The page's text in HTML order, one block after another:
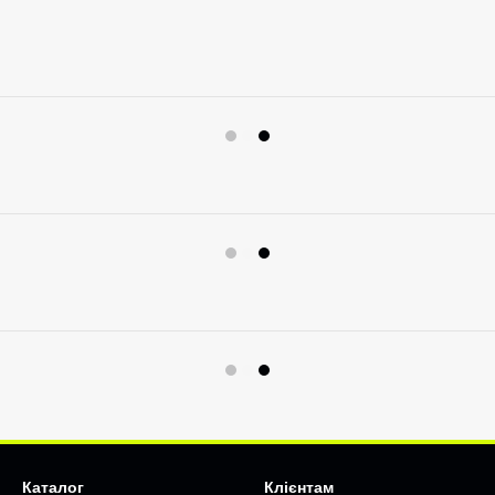
Каталог Клієнтам